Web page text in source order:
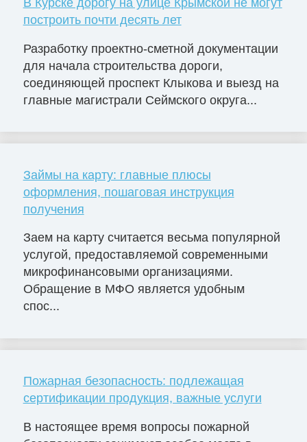
построить почти десять лет
Разработку проектно-сметной документации
для начала строительства дороги,
соединяющей проспект Клыкова и выезд на
главные магистрали Сеймского округа...
Займы на карту: главные плюсы
оформления, пошаговая инструкция
получения
Заем на карту считается весьма популярной
услугой, предоставляемой современными
микрофинансовыми организациями.
Обращение в МФО является удобным
спос...
Пожарная безопасность: подлежащая
сертификации продукция, важные услуги
В настоящее время вопросы пожарной